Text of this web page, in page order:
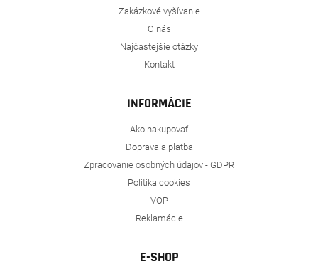
Zakázkové vyšívanie
O nás
Najčastejšie otázky
Kontakt
INFORMÁCIE
Ako nakupovať
Doprava a platba
Zpracovanie osobných údajov - GDPR
Politika cookies
VOP
Reklamácie
E-SHOP